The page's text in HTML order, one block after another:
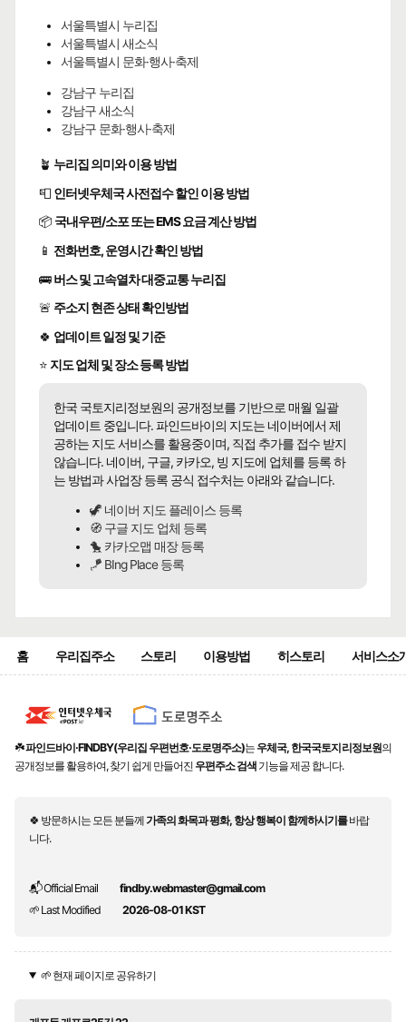
서울특별시 누리집
서울특별시 새소식
서울특별시 문화·행사·축제
강남구 누리집
강남구 새소식
강남구 문화·행사·축제
🪴 누리집 의미와 이용 방법
📮 인터넷우체국 사전접수 할인 이용 방법
📦 국내우편/소포 또는 EMS 요금 계산 방법
📱 전화번호, 운영시간 확인 방법
🚌버스 및 고속열차 대중교통 누리집
🚨 주소지 현존 상태 확인방법
🍀 업데이트 일정 및 기준
⭐ 지도 업체 및 장소 등록 방법
한국 국토지리정보원의 공개정보를 기반으로 매월 일괄
업데이트 중입니다. 파인드바이의 지도는 네이버에서 제
공하는 지도 서비스를 활용중이며, 직접 추가를 접수 받지
않습니다. 네이버, 구글, 카카오, 빙 지도에 업체를 등록 하
는 방법과 사업장 등록 공식 접수처는 아래와 같습니다.
🦖 네이버 지도 플레이스 등록
🧭 구글 지도 업체 등록
🐤 카카오맵 매장 등록
🪁 BIng Place 등록
홈 우리집주소 스토리 이용방법 히스토리 서비스소
☘️파인드바이·FINDBY(우리집 우편번호·도로명주소)는 우체국, 한국국토지리정보원의
공개정보를 활용하여, 찾기 쉽게 만들어진 우편주소 검색 기능을 제공 합니다.
🍀 방문하시는 모든 분들께가족의 화목과 평화, 항상 행복이 함께하시기를바랍
니다.
📬 Official Email
findby.webmaster@gmail.com
🌱 Last Modified
2026-08-01 KST
🌱 현재 페이지로 공유하기